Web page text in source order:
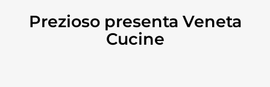
Prezioso presenta Veneta
Cucine